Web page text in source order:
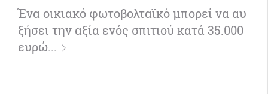
Ένα οικιακό φωτοβολταϊκό μπορεί να αυ
ξήσει την αξία ενός σπιτιού κατά 35.000
ευρώ...